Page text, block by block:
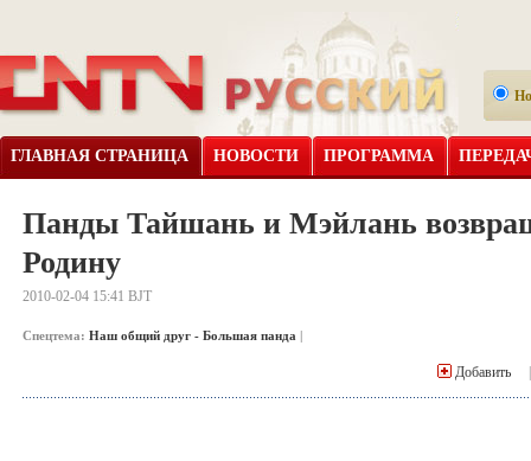
ГЛАВНАЯ СТРАНИЦА НОВОСТИ ПРОГРАММА
Панды Тайшань и Мэйлань
Родину
2010-02-04 15:41 BJT
Спецтема: Наш общий друг - Большая панда |
Добавить